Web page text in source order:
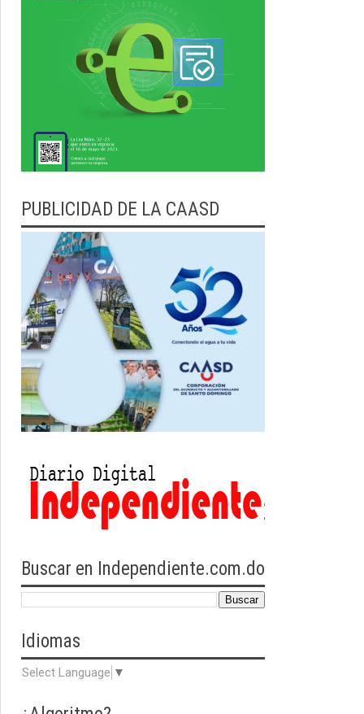
PUBLICIDAD DE LA CAASD
Buscar en Independiente.com.do
Idiomas
Select Language ▼